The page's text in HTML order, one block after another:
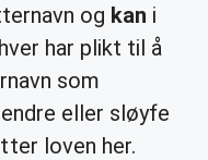
og kan i
har plikt til å
som
eller sløyfe
loven her.